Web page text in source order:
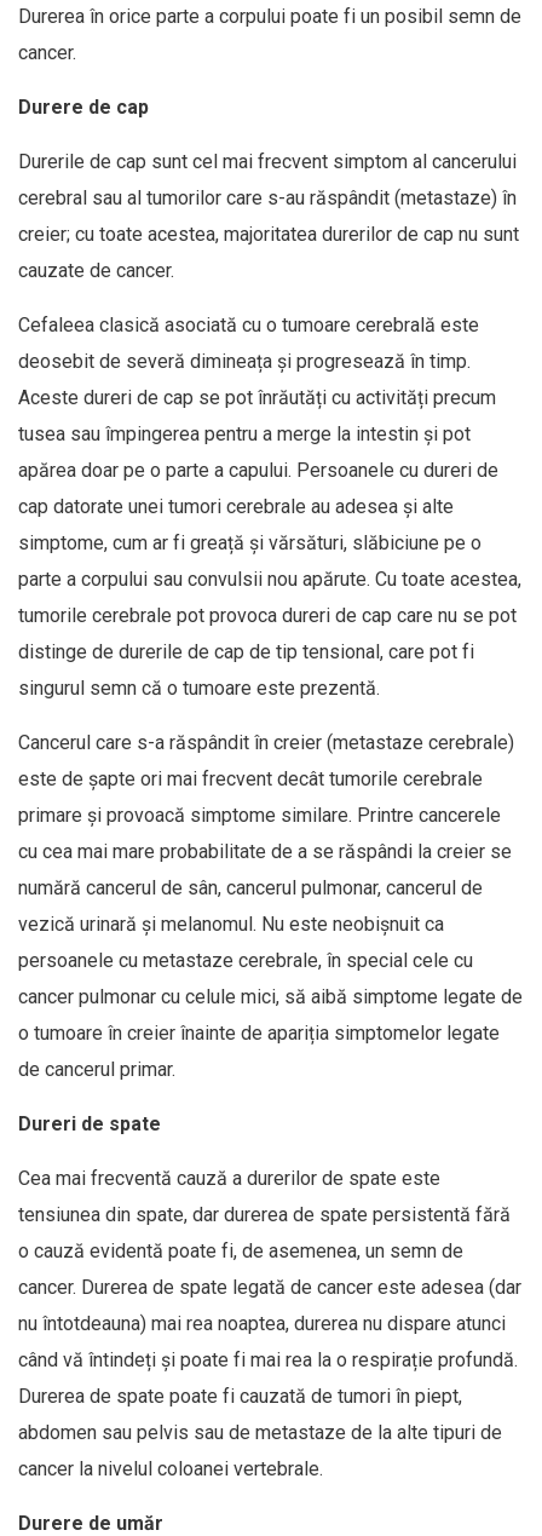
Durerea în orice parte a corpului poate fi un posibil semn de
cancer.
Durere de cap
Durerile de cap sunt cel mai frecvent simptom al cancerului
cerebral sau al tumorilor care s-au răspândit (metastaze) în
creier; cu toate acestea, majoritatea durerilor de cap nu sunt
cauzate de cancer.
Cefaleea clasică asociată cu o tumoare cerebrală este
deosebit de severă dimineața și progresează în timp.
Aceste dureri de cap se pot înrăutăți cu activități precum
tusea sau împingerea pentru a merge la intestin și pot
apărea doar pe o parte a capului. Persoanele cu dureri de
cap datorate unei tumori cerebrale au adesea și alte
simptome, cum ar fi greață și vărsături, slăbiciune pe o
parte a corpului sau convulsii nou apărute. Cu toate acestea,
tumorile cerebrale pot provoca dureri de cap care nu se pot
distinge de durerile de cap de tip tensional, care pot fi
singurul semn că o tumoare este prezentă.
Cancerul care s-a răspândit în creier (metastaze cerebrale)
este de șapte ori mai frecvent decât tumorile cerebrale
primare și provoacă simptome similare. Printre cancerele
cu cea mai mare probabilitate de a se răspândi la creier se
numără cancerul de sân, cancerul pulmonar, cancerul de
vezică urinară și melanomul. Nu este neobișnuit ca
persoanele cu metastaze cerebrale, în special cele cu
cancer pulmonar cu celule mici, să aibă simptome legate de
o tumoare în creier înainte de apariția simptomelor legate
de cancerul primar.
Dureri de spate
Cea mai frecventă cauză a durerilor de spate este
tensiunea din spate, dar durerea de spate persistentă fără
o cauză evidentă poate fi, de asemenea, un semn de
cancer. Durerea de spate legată de cancer este adesea (dar
nu întotdeauna) mai rea noaptea, durerea nu dispare atunci
când vă întindeți și poate fi mai rea la o respirație profundă.
Durerea de spate poate fi cauzată de tumori în piept,
abdomen sau pelvis sau de metastaze de la alte tipuri de
cancer la nivelul coloanei vertebrale.
Durere de umăr